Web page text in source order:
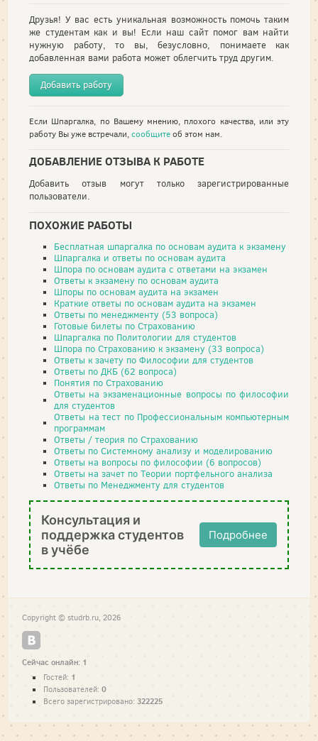
Друзья! У вас есть уникальная возможность помочь таким
же студентам как и вы! Если наш сайт помог вам найти
нужную работу, то вы, безусловно, понимаете как
добавленная вами работа может облегчить труд другим.
Добавить работу
Если Шпаргалка, по Вашему мнению, плохого качества, или эту
работу Вы уже встречали,сообщитеоб этом нам.
ДОБАВЛЕНИЕ ОТЗЫВА К РАБОТЕ
Добавить отзыв могут только зарегистрированные
пользователи.
ПОХОЖИЕ РАБОТЫ
Бесплатная шпаргалка по основам аудита к экзамену
Шпаргалка и ответы по основам аудита
Шпора по основам аудита с ответами на экзамен
Ответы к экзамену по основам аудита
Шпоры по основам аудита на экзамен
Краткие ответы по основам аудита на экзамен
Ответы по менеджменту (53 вопроса)
Готовые билеты по Страхованию
Шпаргалка по Политологии для студентов
Шпора по Страхованию к экзамену (33 вопроса)
Ответы к зачету по Философии для студентов
Ответы по ДКБ (62 вопроса)
Понятия по Страхованию
Ответы на экзаменационные вопросы по философии
для студентов
Ответы на тест по Профессиональным компьютерным
программам
Ответы / теория по Страхованию
Ответы по Системному анализу и моделированию
Ответы на вопросы по философии (6 вопросов)
Ответы на зачет по Теории портфельного анализа
Ответы по Менеджменту для студентов
Консультация и
поддержка студентов
в учёбе
Подробнее
Copyright © studrb.ru, 2026
Сейчас онлайн: 1
Гостей: 1
Пользователей: 0
Всего зарегистрировано: 322225